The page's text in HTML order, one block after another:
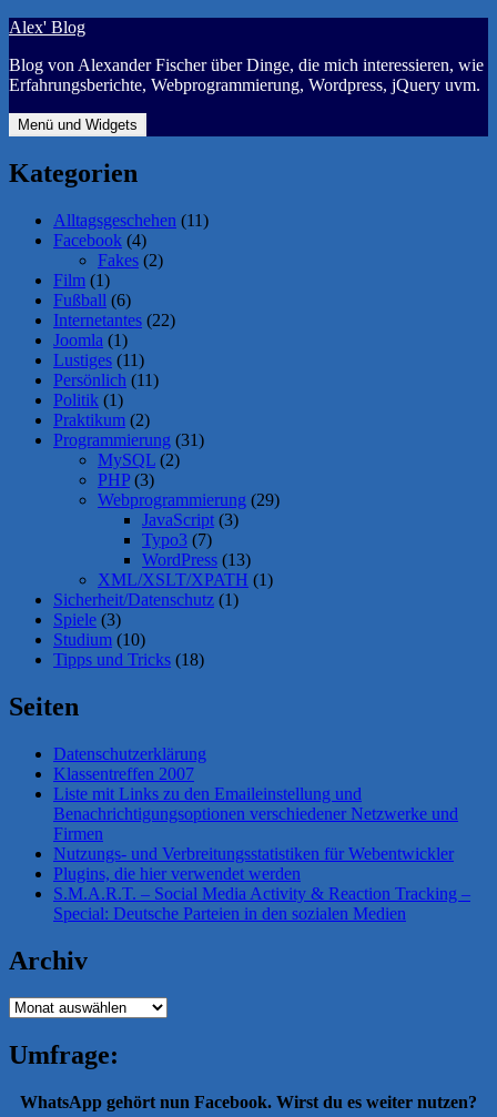
Zum
springen
Alex' Blog
Blog von Alexander Fischer über Dinge, die mich interessieren, wie
Erfahrungsberichte, Webprogrammierung, Wordpress, jQuery uvm.
Menü und Widgets
Kategorien
Alltagsgeschehen (11)
Facebook (4)
Fakes (2)
Film (1)
Fußball (6)
Internetantes (22)
Joomla (1)
Lustiges (11)
Persönlich (11)
Politik (1)
Praktikum (2)
Programmierung (31)
MySQL (2)
PHP (3)
Webprogrammierung (29)
JavaScript (3)
Typo3 (7)
WordPress (13)
XML/XSLT/XPATH (1)
Sicherheit/Datenschutz (1)
Spiele (3)
Studium (10)
Tipps und Tricks (18)
Seiten
Datenschutzerklärung
Klassentreffen 2007
Liste mit Links zu den Emaileinstellung und
Benachrichtigungsoptionen verschiedener Netzwerke und
Firmen
Nutzungs- und Verbreitungsstatistiken für Webentwickler
Plugins, die hier verwendet werden
S.M.A.R.T. – Social Media Activity & Reaction Tracking –
Special: Deutsche Parteien in den sozialen Medien
Archiv
Archiv
Umfrage:
WhatsApp gehört nun Facebook. Wirst du es weiter nutzen?